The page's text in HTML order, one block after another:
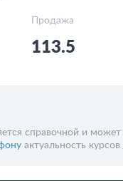
Продажа
113.5
справочной и может
актуальность